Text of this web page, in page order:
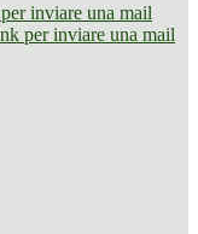
inviare una mail
per inviare una mail